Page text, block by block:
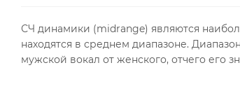
СЧ динамики (midrange) являются
находятся в среднем диапазоне.
мужской вокал от женского, отчего его